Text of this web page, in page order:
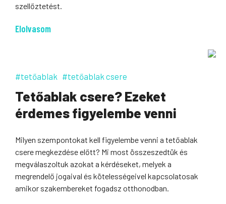
szellőztetést.
Elolvasom
#tetőablak #tetőablak csere
Tetőablak csere? Ezeket
érdemes figyelembe venni
Milyen szempontokat kell figyelembe venni a tetőablak
csere megkezdése előtt? Mi most összeszedtük és
megválaszoltuk azokat a kérdéseket, melyek a
megrendelő jogaival és kötelességeivel kapcsolatosak
amikor szakembereket fogadsz otthonodban.